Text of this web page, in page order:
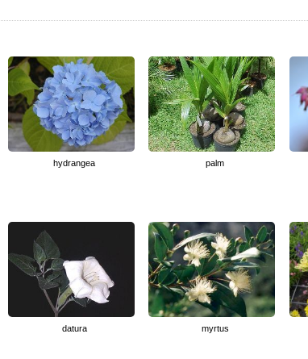
hydrangea palm
datura myrtus